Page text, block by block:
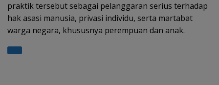
praktik tersebut sebagai pelanggaran serius terhadap
hak asasi manusia, privasi individu, serta martabat
warga negara, khususnya perempuan dan anak.